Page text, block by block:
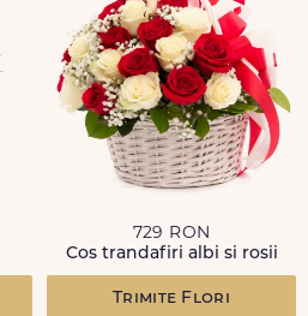
729 RON
Cos trandafiri albi si rosii
Trimite Flori